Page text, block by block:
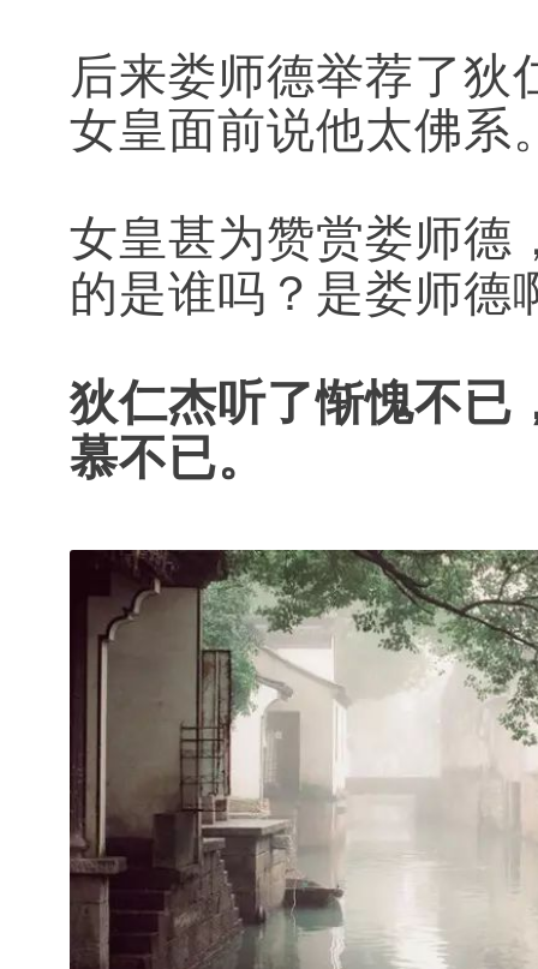
后来娄师德举荐了
女皇面前说他太佛系
女皇甚为赞赏娄师德
的是谁吗？是娄师德
狄仁杰听了惭愧不已
慕不已。